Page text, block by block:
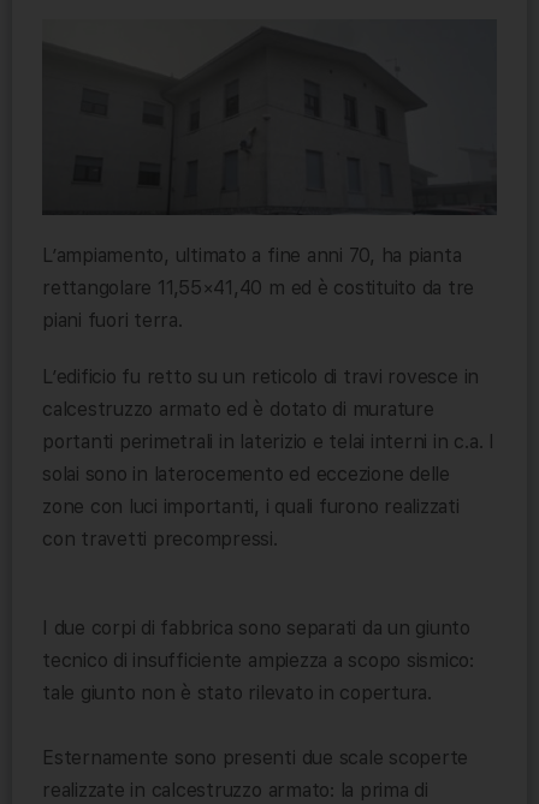
L’ampiamento, ultimato a fine anni 70, ha pianta
rettangolare 11,55×41,40 m ed è costituito da tre
piani fuori terra.
L’edificio fu retto su un reticolo di travi rovesce in
calcestruzzo armato ed è dotato di murature
portanti perimetrali in laterizio e telai interni in c.a. I
solai sono in laterocemento ed eccezione delle
zone con luci importanti, i quali furono realizzati
con travetti precompressi.
I due corpi di fabbrica sono separati da un giunto
tecnico di insufficiente ampiezza a scopo sismico:
tale giunto non è stato rilevato in copertura.
Esternamente sono presenti due scale scoperte
realizzate in calcestruzzo armato: la prima di